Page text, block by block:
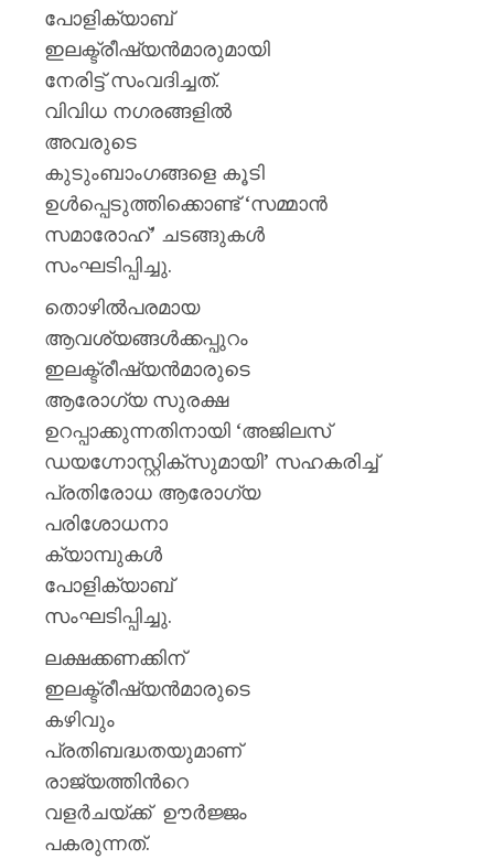
പോളിക്യാബ്
ഇലക്ട്രീഷ്യന്‍മാരുമായി
നേരിട്ട് സംവദിച്ചത്.
വിവിധ നഗരങ്ങളില്‍
അവരുടെ
കുടുംബാംഗങ്ങളെ കൂടി
ഉള്‍പ്പെടുത്തിക്കൊണ്ട് ‘സമ്മാന്‍
സമാരോഹ്’ ചടങ്ങുകള്‍
സംഘടിപ്പിച്ചു.
തൊഴില്‍പരമായ
ആവശ്യങ്ങള്‍ക്കപ്പുറം
ഇലക്ട്രീഷ്യന്‍മാരുടെ
ആരോഗ്യ സുരക്ഷ
ഉറപ്പാക്കുന്നതിനായി ‘അജിലസ്
ഡയഗ്നോസ്റ്റിക്സുമായി’ സഹകരിച്ച്
പ്രതിരോധ ആരോഗ്യ
പരിശോധനാ
ക്യാമ്പുകള്‍
പോളിക്യാബ്
സംഘടിപ്പിച്ചു.
ലക്ഷക്കണക്കിന്
ഇലക്ട്രീഷ്യന്‍മാരുടെ
കഴിവും
പ്രതിബദ്ധതയുമാണ്
രാജ്യത്തിന്‍റെ
വളര്‍ചയ്ക്ക് ഊര്‍ജ്ജം
പകരുന്നത്.